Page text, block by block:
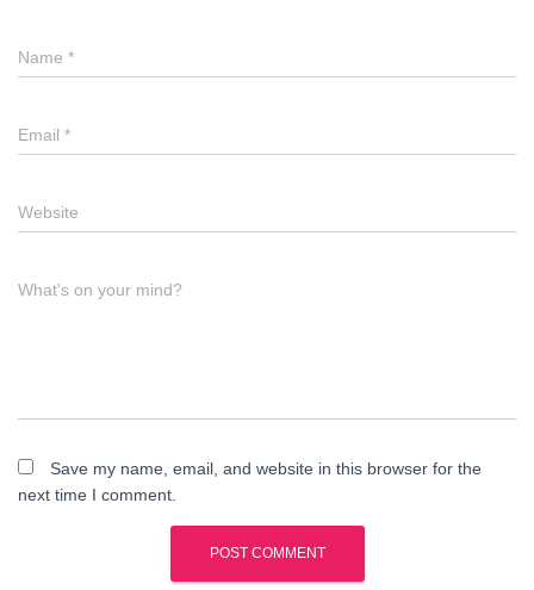
Name *
Email *
Website
What's on your mind?
Save my name, email, and website in this browser for the
next time I comment.